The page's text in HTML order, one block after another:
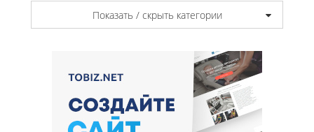
Показать / скрыть категории